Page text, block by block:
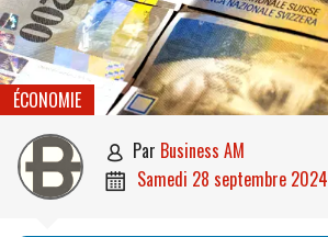
ÉCONOMIE
 par Business AM
 samedi 28 septembre 2024